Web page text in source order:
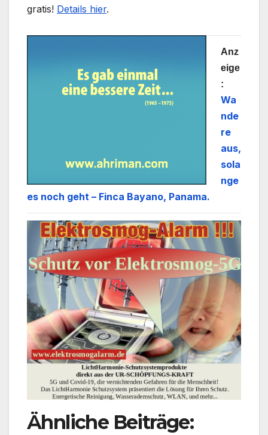
gratis! Details hier.
Anz
eige
:
Wa
nde
re
aus,
sola
nge
es noch geht – Finca Bayano, Panama.
Ähnliche Beiträge: